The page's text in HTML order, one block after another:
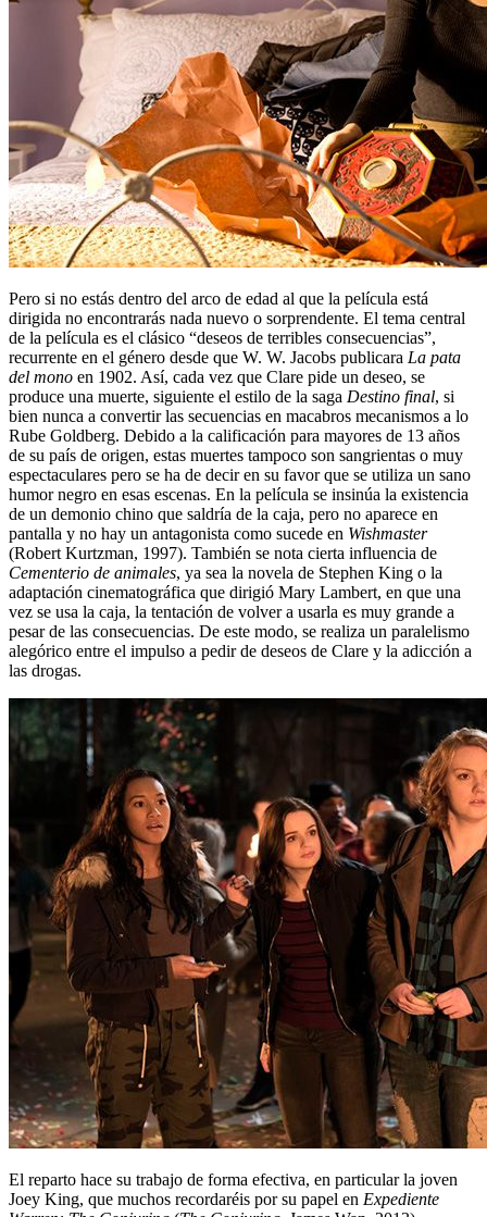
Pero si no estás dentro del arco de edad al que la película está
dirigida no encontrarás nada nuevo o sorprendente. El tema central
de la película es el clásico “deseos de terribles consecuencias”,
recurrente en el género desde que W. W. Jacobs publicara La pata
del mono en 1902. Así, cada vez que Clare pide un deseo, se
produce una muerte, siguiente el estilo de la saga Destino final, si
bien nunca a convertir las secuencias en macabros mecanismos a lo
Rube Goldberg. Debido a la calificación para mayores de 13 años
de su país de origen, estas muertes tampoco son sangrientas o muy
espectaculares pero se ha de decir en su favor que se utiliza un sano
humor negro en esas escenas. En la película se insinúa la existencia
de un demonio chino que saldría de la caja, pero no aparece en
pantalla y no hay un antagonista como sucede en Wishmaster
(Robert Kurtzman, 1997). También se nota cierta influencia de
Cementerio de animales, ya sea la novela de Stephen King o la
adaptación cinematográfica que dirigió Mary Lambert, en que una
vez se usa la caja, la tentación de volver a usarla es muy grande a
pesar de las consecuencias. De este modo, se realiza un paralelismo
alegórico entre el impulso a pedir de deseos de Clare y la adicción a
las drogas.
El reparto hace su trabajo de forma efectiva, en particular la joven
Joey King, que muchos recordaréis por su papel en Expediente